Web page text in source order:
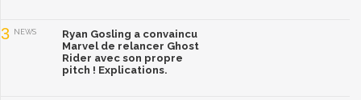
3 NEWS
Ryan Gosling a convaincu
Marvel de relancer Ghost
Rider avec son propre
pitch ! Explications.